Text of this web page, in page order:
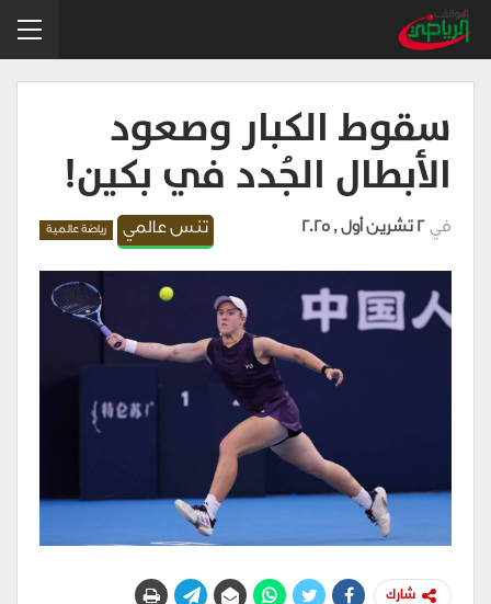
سقوط الكبار وصعود
الأبطال الجُدد في بكين!
تنس عالمي رياضة عالمية في 2 تشرين أول , 2025
شارك